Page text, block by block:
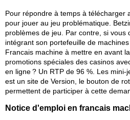
Pour répondre à temps à télécharger
pour jouer au jeu problématique.
problèmes de jeu. Par contre, si vous
intégrant son portefeuille de
Francais machine à mettre en avant
promotions spéciales des casinos
en ligne ? Un RTP de 96 %. Les
est un site de Version, le bouton de
permettent de participer à cette
Notice d'emploi en francais